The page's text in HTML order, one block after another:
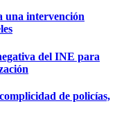
una intervención
del INE para
de policías,